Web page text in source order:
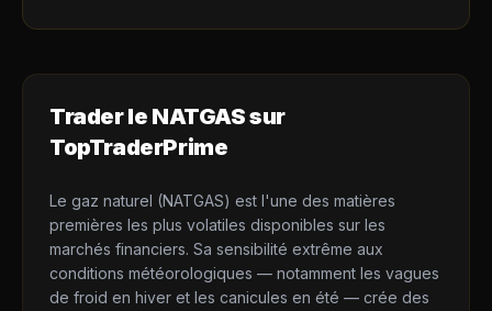
Trader le NATGASsur
TopTraderPrime
Le gaz naturel (NATGAS) est l'une des matières
premières les plus volatiles disponibles sur les
marchés financiers. Sa sensibilité extrême aux
conditions météorologiques — notamment les vagues
de froid en hiver et les canicules en été — crée des